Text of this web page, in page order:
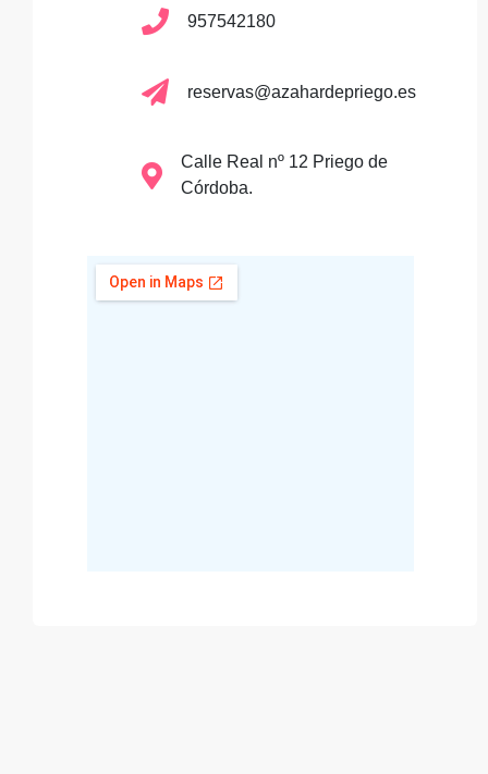
957542180
reservas@azahardepriego.es
Calle Real nº 12 Priego de
Córdoba.